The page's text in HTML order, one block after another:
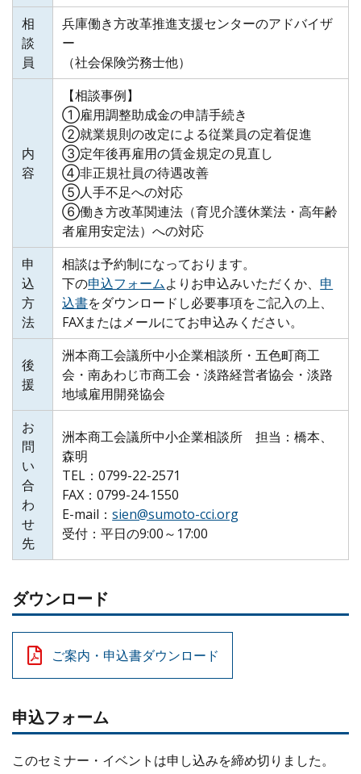
相
談
員
兵庫働き方改革推進支援センターのアドバイザ
ー
（社会保険労務士他）
内
容
【相談事例】
①雇用調整助成金の申請手続き
②就業規則の改定による従業員の定着促進
③定年後再雇用の賃金規定の見直し
④非正規社員の待遇改善
⑤人手不足への対応
⑥働き方改革関連法（育児介護休業法・高年齢
者雇用安定法）への対応
申
込
方
法
相談は予約制になっております。
下の申込フォームよりお申込みいただくか、 申
込書をダウンロードし必要事項をご記入の上、
FAXまたはメールにてお申込みください。
後
援
洲本商工会議所中小企業相談所・五色町商工
会・南あわじ市商工会・淡路経営者協会・淡路
地域雇用開発協会
お
問
い
合
わ
せ
先
洲本商工会議所中小企業相談所 担当：橋本、
森明
TEL：0799-22-2571
FAX：0799-24-1550
E-mail：sien@sumoto-cci.org
受付：平日の9:00～17:00
ダウンロード
ご案内・申込書ダウンロード
申込フォーム
このセミナー・イベントは申し込みを締め切りました。